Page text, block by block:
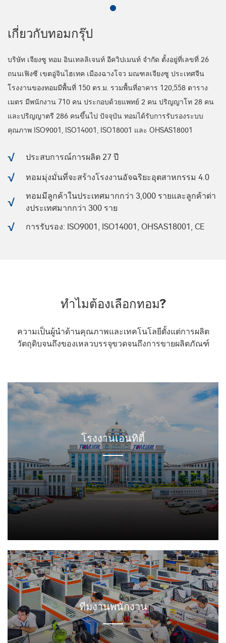
เกี่ยวกับทอมกรุ๊ป
บริษัท เจียงซู ทอม อินเทลลิเจนท์ อีควิปเมนท์ จำกัด ตั้งอยู่ที่เลขที่ 26
คุณภาพ ISO9001, ISO14001, ISO18001 และ OHSAS18001
ประสบการณ์การผลิต 27 ปี
ทอมมุ่งมั่นที่จะสร้างโรงงานอัจฉริยะอุตสาหกรรม 4.0
การรับรอง: ISO9001, ISO14001, OHSAS18001, CE
ทำไมต้องเลือกทอม?
ความเป็นผู้นำด้านคุณภาพและเทคโนโลยีตั้งแต่การผลิต
วัตถุดิบจนถึงของเหลวบรรจุขวดจนถึงการขายผลิตภัณฑ์
โรงงานเอนทิตี้